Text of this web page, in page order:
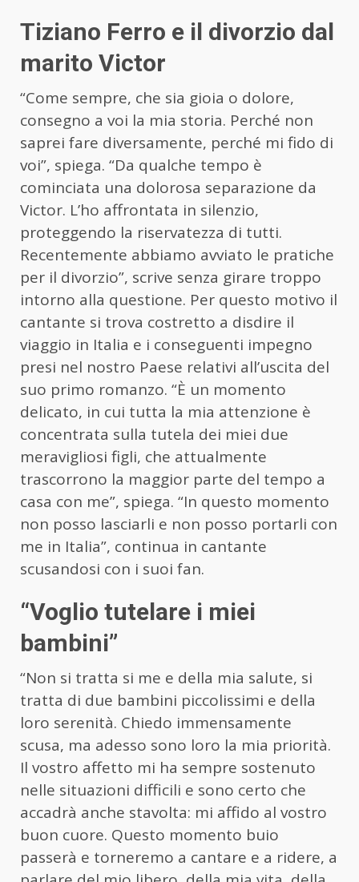
Tiziano Ferro e il divorzio dal
marito Victor
“Come sempre, che sia gioia o dolore,
consegno a voi la mia storia. Perché non
saprei fare diversamente, perché mi fido di
voi”, spiega. “Da qualche tempo è
cominciata una dolorosa separazione da
Victor. L’ho affrontata in silenzio,
proteggendo la riservatezza di tutti.
Recentemente abbiamo avviato le pratiche
per il divorzio”, scrive senza girare troppo
intorno alla questione. Per questo motivo il
cantante si trova costretto a disdire il
viaggio in Italia e i conseguenti impegno
presi nel nostro Paese relativi all’uscita del
suo primo romanzo. “È un momento
delicato, in cui tutta la mia attenzione è
concentrata sulla tutela dei miei due
meravigliosi figli, che attualmente
trascorrono la maggior parte del tempo a
casa con me”, spiega. “In questo momento
non posso lasciarli e non posso portarli con
me in Italia”, continua in cantante
scusandosi con i suoi fan.
“Voglio tutelare i miei
bambini”
“Non si tratta si me e della mia salute, si
tratta di due bambini piccolissimi e della
loro serenità. Chiedo immensamente
scusa, ma adesso sono loro la mia priorità.
Il vostro affetto mi ha sempre sostenuto
nelle situazioni difficili e sono certo che
accadrà anche stavolta: mi affido al vostro
buon cuore. Questo momento buio
passerà e torneremo a cantare e a ridere, a